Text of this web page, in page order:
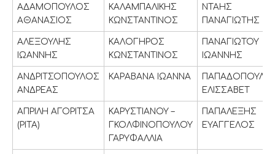
ΑΔΑΜΟΠΟΥΛΟΣ
ΑΘΑΝΑΣΙΟΣ
ΚΑΛΑΜΠΑΛΙΚΗΣ
ΚΩΝΣΤΑΝΤΙΝΟΣ
ΝΤΑΗΣ
ΠΑΝΑΓΙΩΤΗΣ
ΑΛΕΞΟΥΛΗΣ
ΙΩΑΝΝΗΣ
ΚΑΛΟΓΗΡΟΣ
ΚΩΝΣΤΑΝΤΙΝΟΣ
ΠΑΝΑΓΙΩΤΟΥ
ΙΩΑΝΝΗΣ
ΑΝΔΡΙΤΣΟΠΟΥΛΟΣ
ΑΝΔΡΕΑΣ
ΚΑΡΑΒΑΝΑ ΙΩΑΝΝΑ
ΕΛΙΣΣΑΒΕΤ
ΑΠΡΙΛΗ ΑΓΟΡΙΤΣΑ
(ΡΙΤΑ)
ΚΑΡΥΣΤΙΑΝΟΥ –
ΓΚΟΛΦΙΝΟΠΟΥΛΟΥ
ΓΑΡΥΦΑΛΛΙΑ
ΠΑΠΑΛΕΞΗΣ
ΕΥΑΓΓΕΛΟΣ